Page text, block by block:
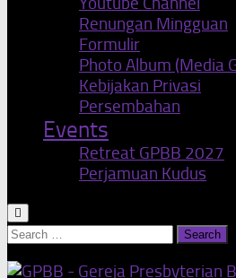
Renungan Mingguan
Formulir
Photo Album (Media
Kebijakan Privasi
Persembahan
Events
Retreat GPBB 2027
Perjamuan Kudus
Search